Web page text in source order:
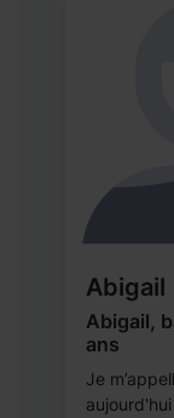
Abigail
Abigail,
ans
Je